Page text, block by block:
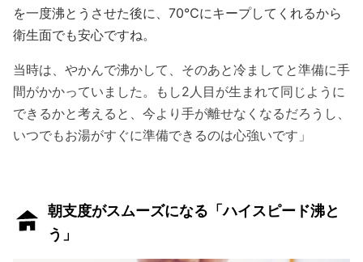
を一度沸とうさせた後に、70℃にキープしてくれるから
衛生面でも安心ですね。
当時は、やかんで沸かして、そのあと冷ましてと準備に手
間がかかっていました。もし2人目が生まれて同じように
できるかと考えると、今より手が離せなくなるだろうし、
いつでもお湯がすぐに準備できるのは心強いです」
朝支度がスムーズになる「ハイスピード沸と
う」